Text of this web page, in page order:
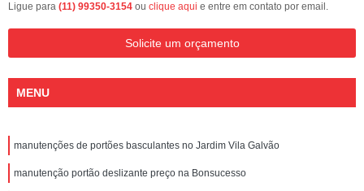
Ligue para (11) 99350-3154 ou clique aqui e entre em contato por email.
Solicite um orçamento
MENU
manutenções de portões basculantes no Jardim Vila Galvão
manutenção portão deslizante preço na Bonsucesso